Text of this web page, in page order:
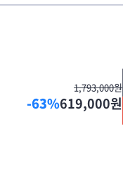
1,793,000원
-63%619,000원